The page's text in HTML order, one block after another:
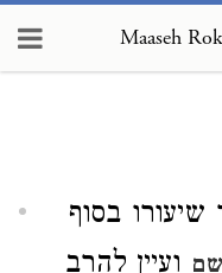
Maaseh
בסוף